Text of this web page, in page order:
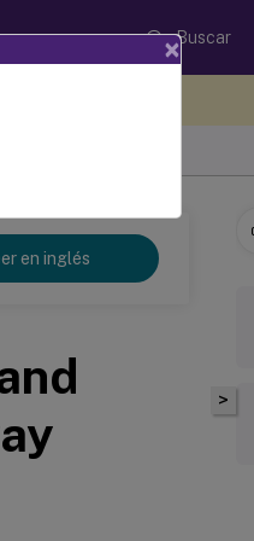
Buscar
en inglés
>
×